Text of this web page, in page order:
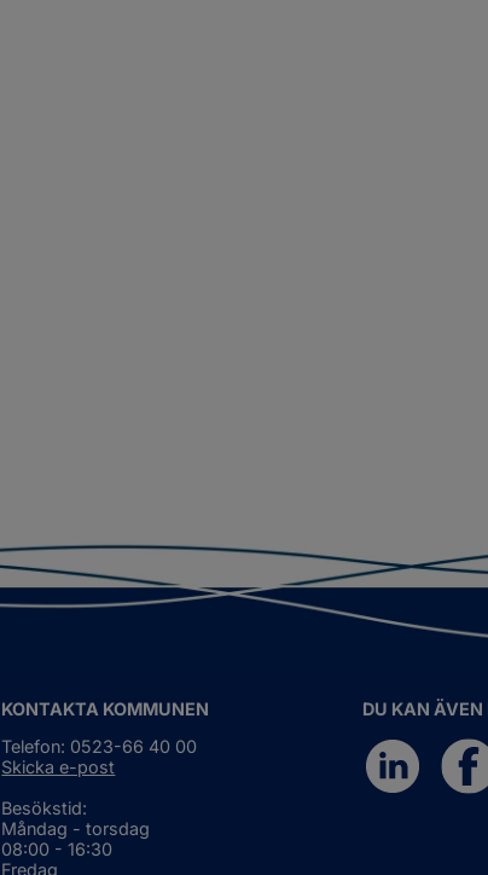
KONTAKTA KOMMUNEN
Telefon: 0523-66 40 00
Skicka e-post
Besökstid:
Måndag - torsdag
08:00 - 16:30
Fredag
DU KAN ÄVEN